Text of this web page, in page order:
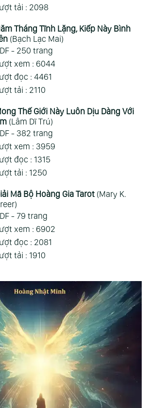
tải : 2098
Tháng Tĩnh Lặng, Kiếp Này Bình
(Bạch Lạc Mai)
- 250 trang
xem : 6044
đọc : 4461
tải : 2110
Thế Giới Này Luôn Dịu Dàng Với
(Lâm Dĩ Trú)
- 382 trang
xem : 3959
đọc : 1315
tải : 1250
Mã Bộ Hoàng Gia Tarot(Mary K.
- 79 trang
xem : 6902
đọc : 2081
tải : 1910